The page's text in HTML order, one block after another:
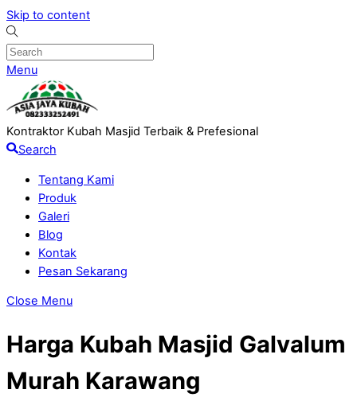
Skip to content
Menu
Kontraktor Kubah Masjid Terbaik & Prefesional
Search
Tentang Kami
Produk
Galeri
Blog
Kontak
Pesan Sekarang
Close Menu
Harga Kubah Masjid Galvalum
Murah Karawang